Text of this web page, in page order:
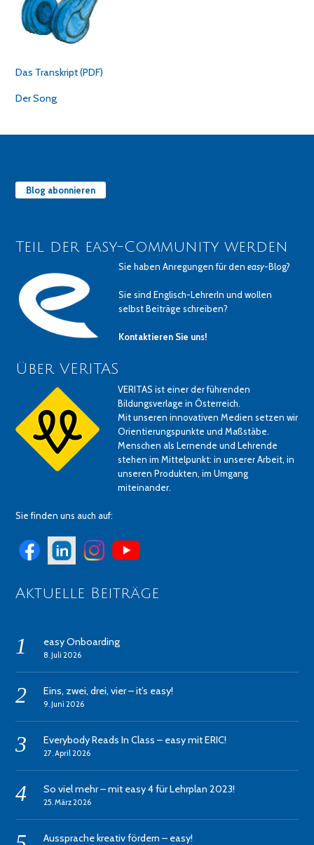
Das Transkript (PDF)
Der Song
Blog abonnieren
Teil der easy-Community werden
Sie haben Anregungen für deneasy-Blog?
Sie sind Englisch-LehrerIn und wollen
selbst Beiträge schreiben?
Kontaktieren Sie uns!
Über VERITAS
VERITAS ist einer der führenden
Bildungsverlage in Österreich.
Mit unseren innovativen Medien setzen wir
Orientierungspunkte und Maßstäbe.
Menschen als Lernende und Lehrende
stehen im Mittelpunkt: in unserer Arbeit, in
unseren Produkten, im Umgang
miteinander.
Sie finden uns auch auf:
Aktuelle Beiträge
easy Onboarding
8. Juli 2026
Eins, zwei, drei, vier – it’s easy!
9. Juni 2026
Everybody Reads In Class – easy mit ERIC!
27. April 2026
So viel mehr – mit easy 4 für Lehrplan 2023!
25. März 2026
Aussprache kreativ fördern – easy!